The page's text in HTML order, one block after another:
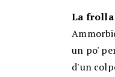
La frolla
un po'
d'un